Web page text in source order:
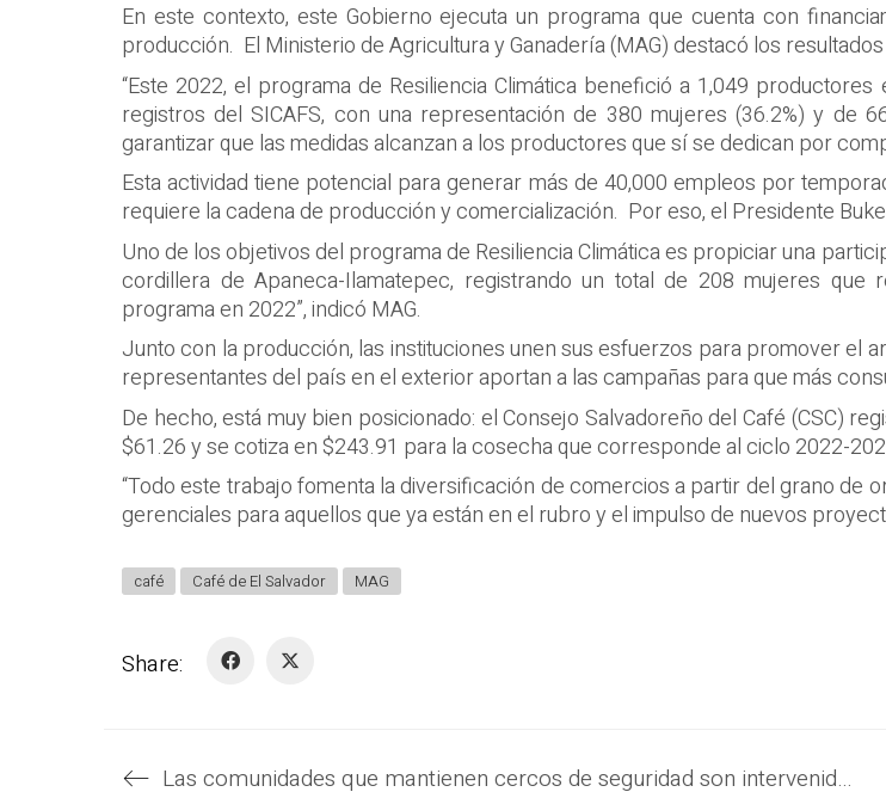
En este contexto, este Gobierno ejecuta un programa que cuenta con
producción. El Ministerio de Agricultura y Ganadería (MAG) destacó los
“Este 2022, el programa de Resiliencia Climática benefició a 1,049
registros del SICAFS, con una representación de 380 mujeres (36.2%) y de
garantizar que las medidas alcanzan a los productores que sí se dedican por
Esta actividad tiene potencial para generar más de 40,000 empleos por
requiere la cadena de producción y comercialización. Por eso, el Presidente
Uno de los objetivos del programa de Resiliencia Climática es propiciar una
cordillera de Apaneca-Ilamatepec, registrando un total de 208 mujeres
programa en 2022”, indicó MAG.
Junto con la producción, las instituciones unen sus esfuerzos para promover el
representantes del país en el exterior aportan a las campañas para que más
De hecho, está muy bien posicionado: el Consejo Salvadoreño del Café (CSC)
$61.26 y se cotiza en $243.91 para la cosecha que corresponde al ciclo 2022-
“Todo este trabajo fomenta la diversificación de comercios a partir del grano de
gerenciales para aquellos que ya están en el rubro y el impulso de nuevos
café Café de El Salvador MAG
Share:
Las comunidades que mantienen cercos de seguridad son intervenidas por el Gobierno de forma integral